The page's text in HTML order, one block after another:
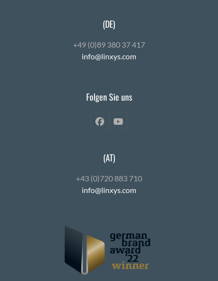
(DE)
+49 (0)89 380 37 417
info@linxys.com
Folgen Sie uns
FacebookYouTube
(AT)
+43 (0)720 883 710
info@linxys.com